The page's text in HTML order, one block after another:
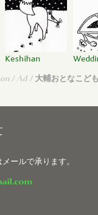
Keshihan
/ Ad / 大輔おとなこど
ールで承ります。